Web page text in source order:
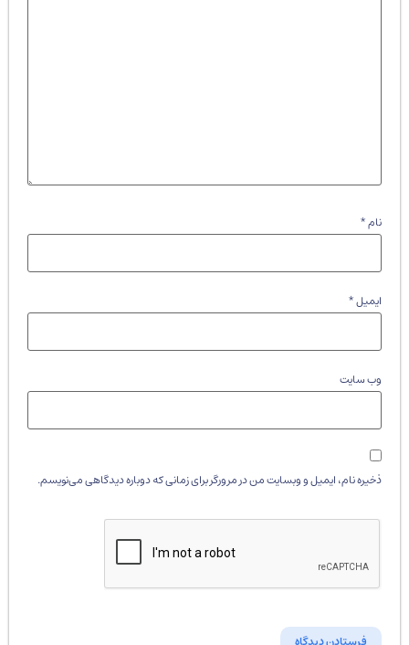
*
وب‌ سایت
ذخیره نام، ایمیل و وبسایت من در مرورگر برای زمانی که دوباره دیدگاهی می‌نویسم.